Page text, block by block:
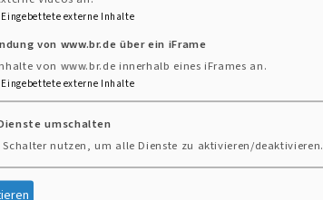
Eingebettete externe Inhalte
von www.br.de über ein iFrame
von www.br.de innerhalb eines iFrames an.
Eingebettete externe Inhalte
umschalten
Schalter nutzen, um alle Dienste zu aktivieren/deaktivieren.